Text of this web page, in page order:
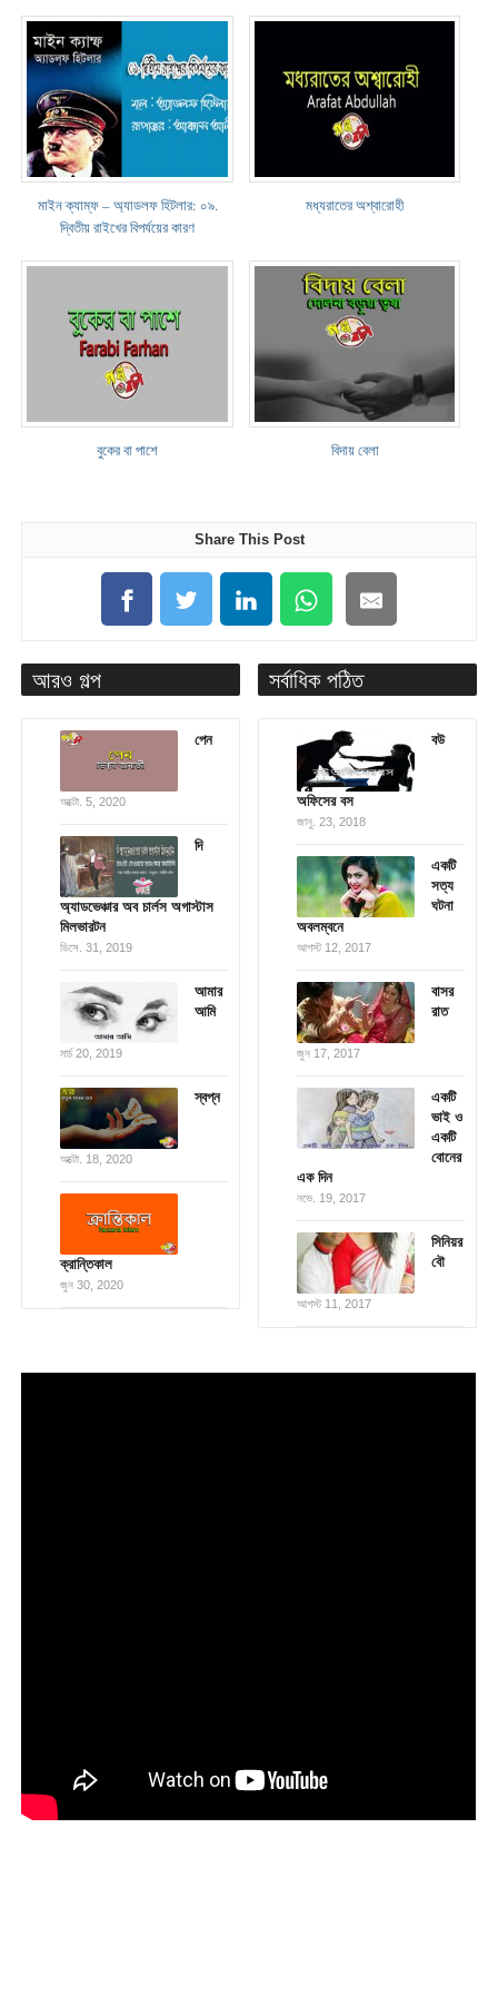
মাইন ক্যাম্ফ – অ্যাডলফ হিটলার: ০৯.
দ্বিতীয় রাইখের বিপর্যয়ের কারণ
মধ্যরাতের অশ্বারোহী
বুকের বা পাশে বিদায় বেলা
Share This Post
আরও গল্প
পেন
অক্টো. 5, 2020
দি
অ্যাডভেঞ্চার অব চার্লস অগাস্টাস
মিলভারটন
ডিসে. 31, 2019
আমার
আমি
মার্চ 20, 2019
স্বপ্ন
অক্টো. 18, 2020
ক্রান্তিকাল
জুন 30, 2020
সর্বাধিক পঠিত
বউ
অফিসের বস
জানু. 23, 2018
একটি
সত্য
ঘটনা
অবলম্বনে
আগস্ট 12, 2017
বাসর
রাত
জুন 17, 2017
একটি
ভাই ও
একটি
বোনের
এক দিন
নভে. 19, 2017
সিনিয়র
বৌ
আগস্ট 11, 2017